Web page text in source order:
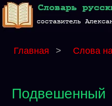
Главная > Слова
Подвешенный